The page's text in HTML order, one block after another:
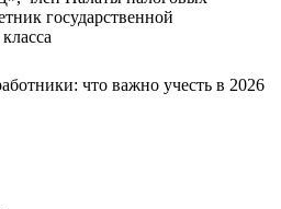
государственной
что важно учесть в 2026